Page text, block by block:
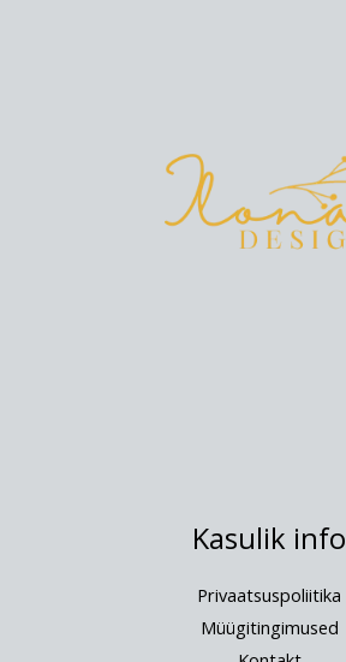
Kasulik info
Privaatsuspoliitika
Müügitingimused